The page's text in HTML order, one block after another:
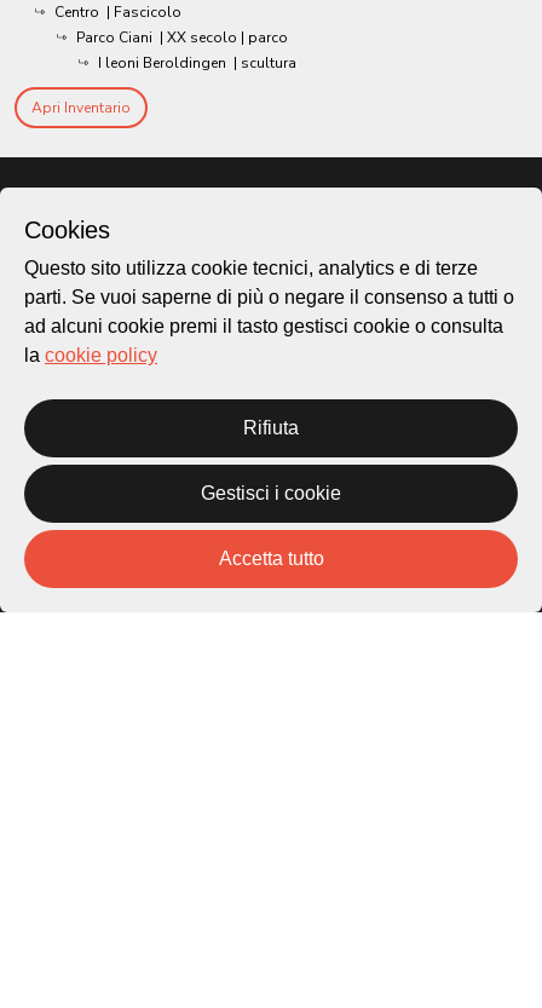
Centro | Fascicolo
Parco Ciani | XX secolo | parco
I leoni Beroldingen | scultura
Apri Inventario
Città di Lugano
Cultura
Piazza Carlo Cattaneo 1
6976 Castagnola
Cookies
Questo sito utilizza cookie tecnici, analytics e di terze
parti. Se vuoi saperne di più o negare il consenso a tutti o
ad alcuni cookie premi il tasto gestisci cookie o consulta
la cookie policy
Rifiuta
Gestisci i cookie
Accetta tutto